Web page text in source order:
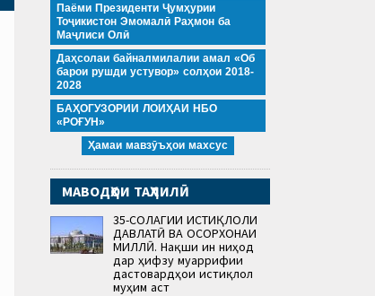
Паёми Президенти Ҷумҳурии
Тоҷикистон Эмомалӣ Раҳмон ба
Маҷлиси Олӣ
Даҳсолаи байналмилалии амал «Об
барои рушди устувор» солҳои 2018-
2028
БАҲОГУЗОРИИ ЛОИҲАИ НБО
«РОҒУН»
Ҳамаи мавзӯъҳои махсус
МАВОДҲОИ ТАҲЛИЛӢ
35-СОЛАГИИ ИСТИҚЛОЛИ
ДАВЛАТӢ ВА ОСОРХОНАИ
МИЛЛӢ. Нақши ин ниҳод
дар ҳифзу муаррифии
дастовардҳои истиқлол
муҳим аст